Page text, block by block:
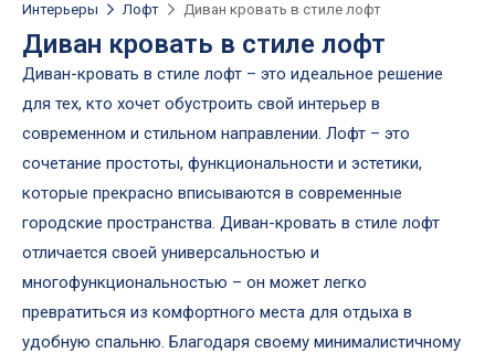
Интерьеры Лофт Диван кровать в стиле лофт
Диван кровать в стиле лофт
Диван-кровать в стиле лофт – это идеальное решение
для тех, кто хочет обустроить свой интерьер в
современном и стильном направлении. Лофт – это
сочетание простоты, функциональности и эстетики,
которые прекрасно вписываются в современные
городские пространства. Диван-кровать в стиле лофт
отличается своей универсальностью и
многофункциональностью – он может легко
превратиться из комфортного места для отдыха в
удобную спальню. Благодаря своему минималистичному